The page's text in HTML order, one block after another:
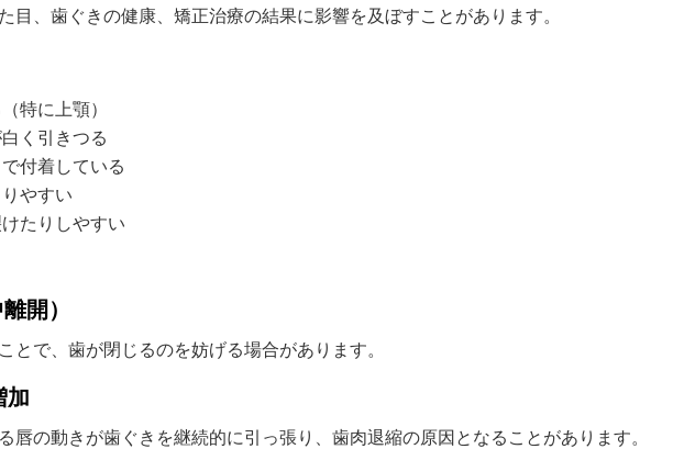
目、歯ぐきの健康、矯正治療の結果に影響を及ぼすことがあります。
特に上顎）
く引きつる
付着している
やすい
たりしやすい
開）
とで、歯が閉じるのを妨げる場合があります。
加
唇の動きが歯ぐきを継続的に引っ張り、歯肉退縮の原因となることがあります。